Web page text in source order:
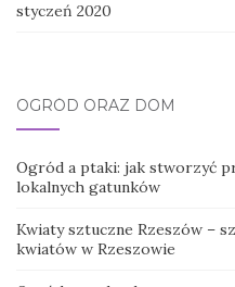
styczeń 2020
OGRÓD ORAZ DOM
Ogród a ptaki: jak stworzyć
lokalnych gatunków
Kwiaty sztuczne Rzeszów –
kwiatów w Rzeszowie